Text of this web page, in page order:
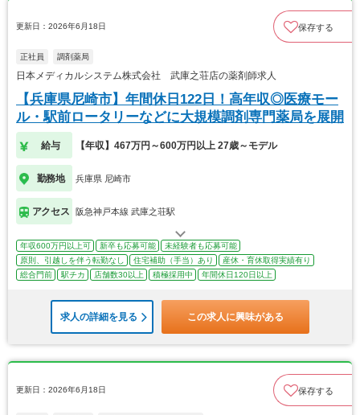
更新日：2026年6月18日 保存する
正社員 調剤薬局
日本メディカルシステム株式会社 武庫之荘店の薬剤師求人
【兵庫県尼崎市】年間休日122日！高年収◎医療モー
ル・駅前ロータリーなどに大規模調剤専門薬局を展開
給与 【年収】467万円～600万円以上 27歳～モデル
勤務地 兵庫県 尼崎市
アクセス 阪急神戸本線 武庫之荘駅
年収600万円以上可 新卒も応募可能
未経験者も応募可能
原則、引越しを伴う転勤なし
住宅補助（手当）あり
産休・育休取得実績有り
総合門前
駅チカ 店舗数30以上 積極採用中 年間休日120日以上
求人の詳細を見る この求人に興味がある
更新日：2026年6月18日 保存する